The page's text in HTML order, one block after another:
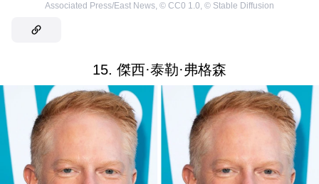
Associated Press/East News, © CC0 1.0, © Stable Diffusion
15. 傑西·泰勒·弗格森